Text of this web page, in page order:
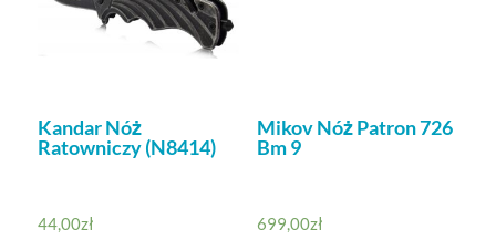
Kandar Nóż
Ratowniczy (N8414)
44,00zł
Mikov Nóż Patron 726
Bm 9
699,00zł